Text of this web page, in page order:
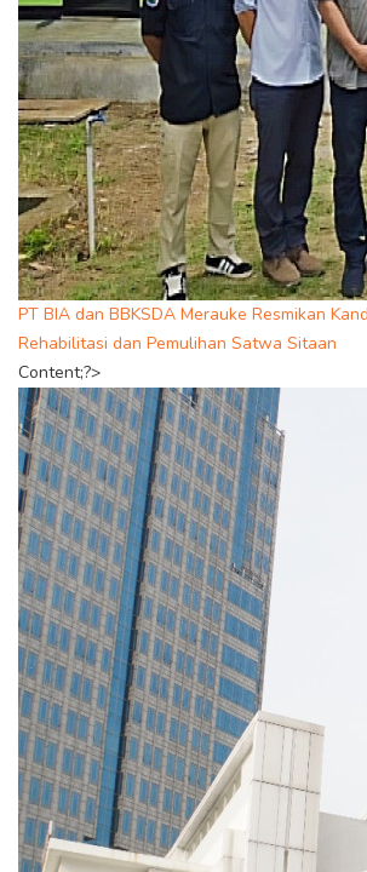
PT BIA dan BBKSDA Merauke Resmikan
Rehabilitasi dan Pemulihan Satwa Sitaan
Content;?>